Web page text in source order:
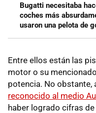
Bugatti necesitaba
coches más
usaron una pelota de
Entre ellos están las
motor o su
potencia. No obstante,
reconocido al medio
haber logrado cifras